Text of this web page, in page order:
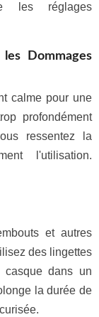
les réglages
Dommages
calme pour une
profondément
ressentez la
l'utilisation.
et autres
des lingettes
casque dans un
la durée de